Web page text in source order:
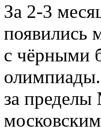
За 2-3
появились
с чёрными
за пределы